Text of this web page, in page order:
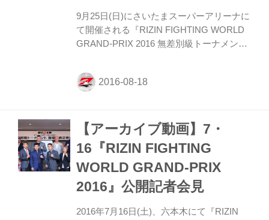
RIZIN FF オフィシャルファンクラブ強者ノ
巣へ新規...
9月25日(日)にさいたまスーパーアリーナに
て開催される『RIZIN FIGHTING WORLD
GRAND-PRIX 2016 無差別級トーナメント
ップ”ミノルと対戦する、チャールズ・“ク
レイジー・ホース”・ベネットよりコメント
ットとMMA初戦の木村“フィリップ”ミノ
ル、試合後凱歌をあげるのはどっちだ!? 対
戦カード、参戦戦選手等、大会概要はこち
ら チケット情報詳細はこちら
【アーカイブ動画】7・
16『RIZIN FIGHTING
WORLD GRAND-PRIX
2016』公開記者会見
2016年7月16日(土)、六本木にて『RIZIN